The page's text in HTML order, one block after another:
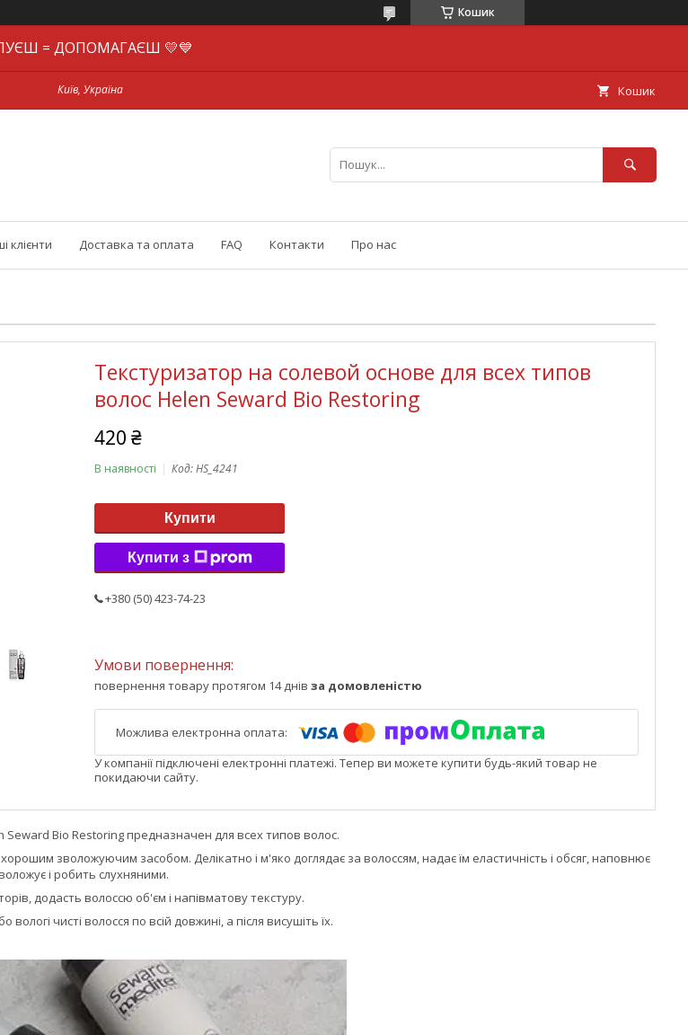
Кошик
= ДОПОМАГАЄШ 💛💙
Київ, Україна Кошик
клієнти Доставка та оплата FAQ Контакти Про нас
Текстуризатор на солевой основе для всех типов
волос Helen Seward Bio Restoring
420 ₴
В наявності Код:HS_4241
Купити
Купити з
+380 (50) 423-74-23
повернення товару протягом 14 днів за домовленістю
У компанії підключені електронні платежі. Тепер ви можете купити будь-який товар не
покидаючи сайту.
Bio Restoring предназначен для всех типов волос.
є хорошим зволожуючим засобом. Делікатно і м'яко доглядає за волоссям, надає їм еластичність і обсяг, наповнює
і робить слухняними.
додасть волоссю об'єм і напівматову текстуру.
вологі чисті волосся по всій довжині, а після висушіть їх.